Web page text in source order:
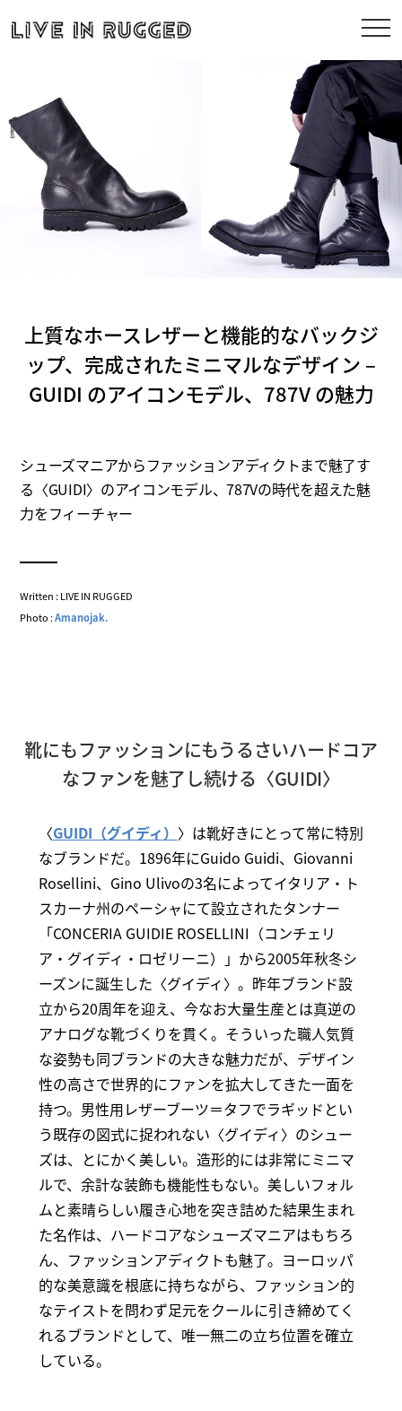
上質なホースレザーと機能的なバックジ
ップ、完成されたミニマルなデザイン –
GUIDI のアイコンモデル、787V の魅力
シューズマニアからファッションアディクトまで魅了す
る〈GUIDI〉のアイコンモデル、787Vの時代を超えた魅
力をフィーチャー
Written : LIVE IN RUGGED
Photo :Amanojak.
靴にもファッションにもうるさいハードコア
なファンを魅了し続ける〈GUIDI〉
〈GUIDI（グイディ） 〉は靴好きにとって常に特別
なブランドだ。1896年にGuido Guidi、Giovanni
Rosellini、Gino Ulivoの3名によってイタリア・ト
スカーナ州のペーシャにて設立されたタンナー
「CONCERIA GUIDIE ROSELLINI（コンチェリ
ア・グイディ・ロゼリーニ）」から2005年秋冬シ
ーズンに誕生した〈グイディ〉。昨年ブランド設
立から20周年を迎え、今なお大量生産とは真逆の
アナログな靴づくりを貫く。そういった職人気質
な姿勢も同ブランドの大きな魅力だが、デザイン
性の高さで世界的にファンを拡大してきた一面を
持つ。男性用レザーブーツ＝タフでラギッドとい
う既存の図式に捉われない〈グイディ〉のシュー
ズは、とにかく美しい。造形的には非常にミニマ
ルで、余計な装飾も機能性もない。美しいフォル
ムと素晴らしい履き心地を突き詰めた結果生まれ
た名作は、ハードコアなシューズマニアはもちろ
ん、ファッションアディクトも魅了。ヨーロッパ
的な美意識を根底に持ちながら、ファッション的
なテイストを問わず足元をクールに引き締めてく
れるブランドとして、唯一無二の立ち位置を確立
している。